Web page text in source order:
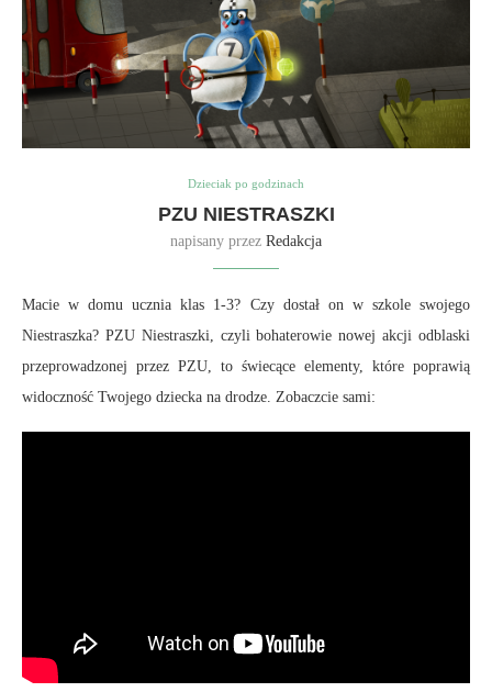
Dzieciak po godzinach
PZU NIESTRASZKI
napisany przez Redakcja
Macie w domu ucznia klas 1-3? Czy dostał on w szkole swojego
Niestraszka? PZU Niestraszki, czyli bohaterowie nowej akcji odblaski
przeprowadzonej przez PZU, to świecące elementy, które poprawią
widoczność Twojego dziecka na drodze. Zobaczcie sami: